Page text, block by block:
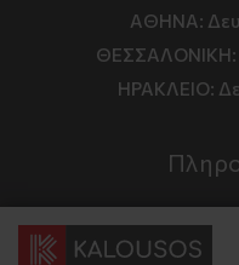
ΑΘΗΝΑ:
ΘΕΣΣΑΛΟΝΙΚΗ:
ΗΡΑΚΛΕΙΟ:
Όροι και
Τιμές,